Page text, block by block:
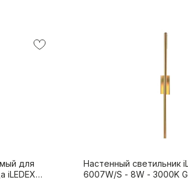
для
iLEDEX
Настенный светильник
6007W/S - 8W - 3000K